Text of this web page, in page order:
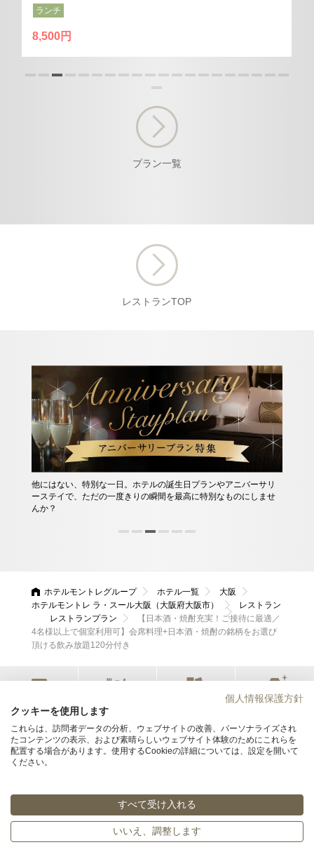
プラン一覧
レストランTOP
ランやアニバーサリ
特別なものにしませ
早期申込みでお得にホテル予約！ご予定が先に決まっ
ら、30日～120日前から、ご予約可能な早得プランが
ホテルモントレグループ ホテル一覧
大阪
ホテルモントレ ラ・スール大阪（大阪府大阪市）
レストラン
レストランプラン
【日本酒・焼酎充実！ご接待に最適／
4名様以上で個室利用可】会席料理+日本酒・焼酎の銘柄をお選び
頂ける飲み放題120分付き
宿泊 レストラン
ホテルモントレ ラ・スール大阪
〒540-0001 大阪府大阪市中央区城見2丁目2番22号
© Hotel Monterey Group All rights reserved.
個人情報保護方針
クッキーを使用します
これらは、訪問者データの分析、ウェブサイトの改善、パーソナライズされ
たコンテンツの表示、および素晴らしいウェブサイト体験のためにこれらを
配置する場合があります。使用するCookieの詳細については、設定を開いて
ください。
すべて受け入れる
いいえ、調整します